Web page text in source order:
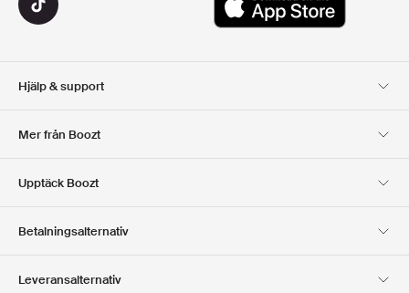
Hjälp & support
Mer från Boozt
Club Boozt
Upptäck Boozt
Press & utmärkelser
Betalningsalternativ
Leveransalternativ